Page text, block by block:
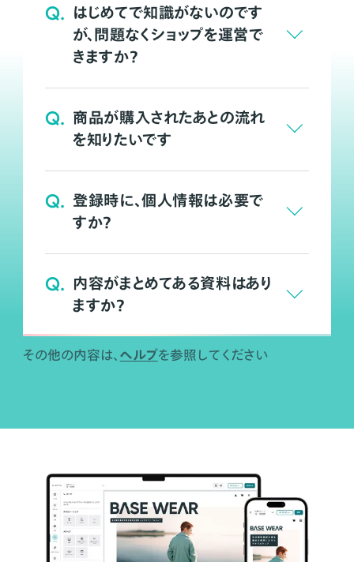
Q. はじめてで知識がないのです
が、問題なくショップを運営で
きますか？
Q. 商品が購入されたあとの流れ
を知りたいです
Q. 登録時に、個人情報は必要で
すか？
Q. 内容がまとめてある資料はあり
ますか？
その他の内容は、 ヘルプを参照してください